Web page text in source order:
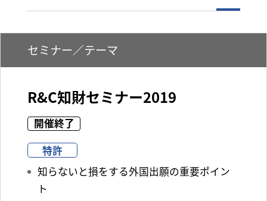
セミナー／テーマ
R&C知財セミナー2019
開催終了
特許
知らないと損をする外国出願の重要ポイン
ト